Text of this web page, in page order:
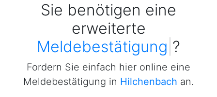
Sie benötigen eine
erweiterte
Meldebestätigung ?
Fordern Sie einfach hier online eine
Meldebestätigung in Hilchenbach an.